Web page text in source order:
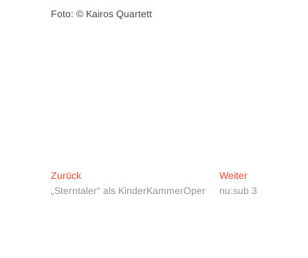
Foto: © Kairos Quartett
Beitragsnavigation
ZurückVorheriger
Beitrag:
„Sterntaler“ als KinderKammerOper
WeiterNächster
Beitrag:
nu:sub 3